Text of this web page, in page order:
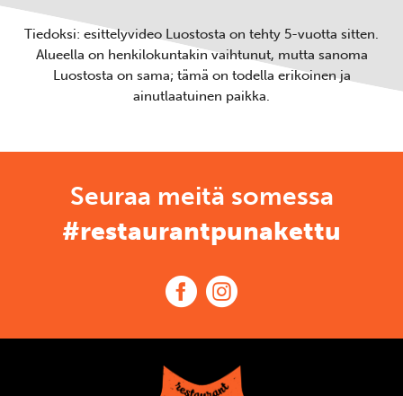
Tiedoksi: esittelyvideo Luostosta on tehty 5-vuotta sitten.
Alueella on henkilokuntakin vaihtunut, mutta sanoma
Luostosta on sama; tämä on todella erikoinen ja
ainutlaatuinen paikka.
Seuraa meitä somessa
#restaurantpunakettu